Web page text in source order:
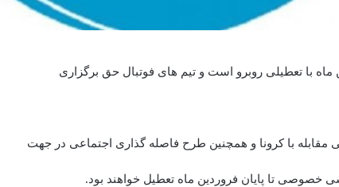
ماه با تعطیلی روبرو است و تیم های فوتبال حق برگزاری
مقابله با کرونا و همچنین طرح فاصله گذاری اجتماعی در جهت
خصوصی تا پایان فروردین ماه تعطیل خواهند بود.